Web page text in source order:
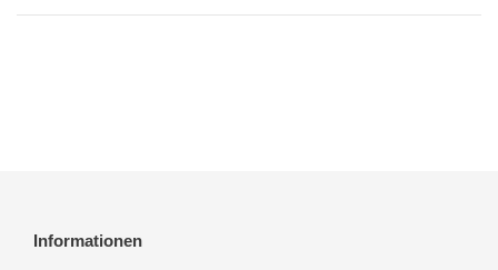
Informationen